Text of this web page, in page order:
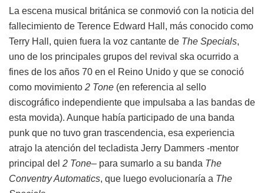
La escena musical británica se conmovió con la noticia del
fallecimiento de Terence Edward Hall, más conocido como
Terry Hall, quien fuera la voz cantante de The Specials,
uno de los principales grupos del revival ska ocurrido a
fines de los años 70 en el Reino Unido y que se conoció
como movimiento 2 Tone (en referencia al sello
discográfico independiente que impulsaba a las bandas de
esta movida). Aunque había participado de una banda
punk que no tuvo gran trascendencia, esa experiencia
atrajo la atención del tecladista Jerry Dammers -mentor
principal del 2 Tone– para sumarlo a su banda The
Conventry Automatics, que luego evolucionaría a The